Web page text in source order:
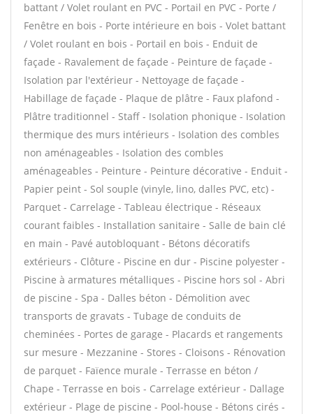
battant / Volet roulant en PVC - Portail en PVC - Porte /
Fenêtre en bois - Porte intérieure en bois - Volet battant
/ Volet roulant en bois - Portail en bois - Enduit de
façade - Ravalement de façade - Peinture de façade -
Isolation par l'extérieur - Nettoyage de façade -
Habillage de façade - Plaque de plâtre - Faux plafond -
Plâtre traditionnel - Staff - Isolation phonique - Isolation
thermique des murs intérieurs - Isolation des combles
non aménageables - Isolation des combles
aménageables - Peinture - Peinture décorative - Enduit -
Papier peint - Sol souple (vinyle, lino, dalles PVC, etc) -
Parquet - Carrelage - Tableau électrique - Réseaux
courant faibles - Installation sanitaire - Salle de bain clé
en main - Pavé autobloquant - Bétons décoratifs
extérieurs - Clôture - Piscine en dur - Piscine polyester -
Piscine à armatures métalliques - Piscine hors sol - Abri
de piscine - Spa - Dalles béton - Démolition avec
transports de gravats - Tubage de conduits de
cheminées - Portes de garage - Placards et rangements
sur mesure - Mezzanine - Stores - Cloisons - Rénovation
de parquet - Faïence murale - Terrasse en béton /
Chape - Terrasse en bois - Carrelage extérieur - Dallage
extérieur - Plage de piscine - Pool-house - Bétons cirés -